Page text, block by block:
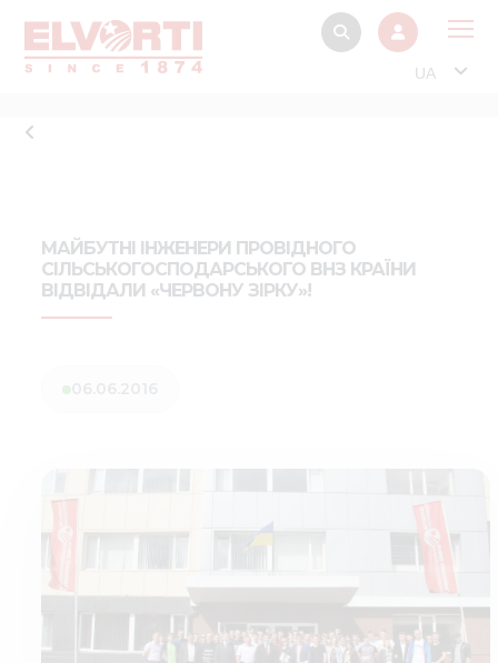
Медіа
UA
МАЙБУТНІ ІНЖЕНЕРИ ПРОВІДНОГО
СІЛЬСЬКОГОСПОДАРСЬКОГО ВНЗ КРАЇНИ
ВІДВІДАЛИ «ЧЕРВОНУ ЗІРКУ»!